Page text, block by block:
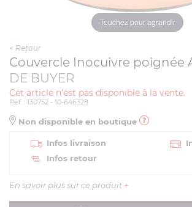
Touchez pour agrandir
< Retour
Couvercle Inocuivre poignée
DE BUYER
Cet article n'est pas disponible à la vente.
Réf. : 130752 - 10-646328
Non disponible en boutique
Infos livraison
Infos retour
En savoir plus sur ce produit +